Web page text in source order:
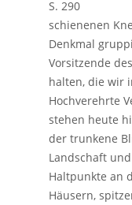
S. 290
schienenen
Denkmal
Vorsitzende
halten, die wir
Hochverehrte
stehen heute
der trunkene
Landschaft
Haltpunkte an
Häusern,